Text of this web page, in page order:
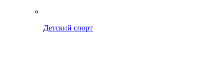
Детский спорт